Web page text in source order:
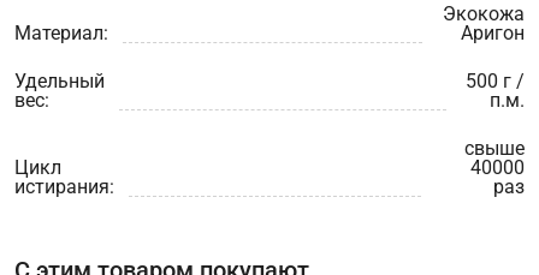
Материал:
Экокожа
Аригон
Удельный
вес:
500 г /
п.м.
Цикл
истирания:
свыше
40000
раз